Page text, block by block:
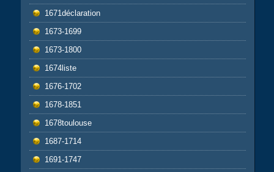
1671déclaration
1673-1699
1673-1800
1674liste
1676-1702
1678-1851
1678toulouse
1687-1714
1691-1747